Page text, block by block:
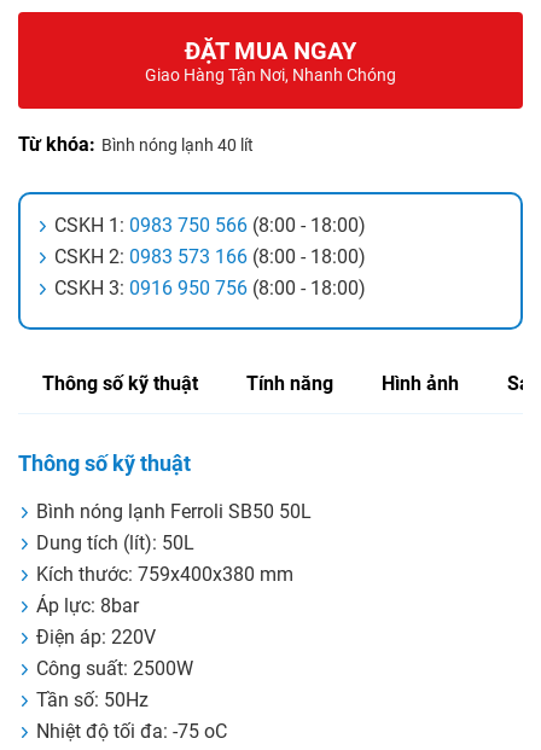
ĐẶT MUA NGAY
Giao Hàng Tận Nơi, Nhanh Chóng
Từ khóa: Bình nóng lạnh 40 lít
CSKH 1: 0983 750 566 (8:00 - 18:00)
CSKH 2: 0983 573 166 (8:00 - 18:00)
CSKH 3: 0916 950 756 (8:00 - 18:00)
Thông số kỹ thuật Tính năng Hình ảnh
Thông số kỹ thuật
Bình nóng lạnh Ferroli SB50 50L
Dung tích (lít): 50L
Kích thước: 759x400x380 mm
Áp lực: 8bar
Điện áp: 220V
Công suất: 2500W
Tần số: 50Hz
Nhiệt độ tối đa: -75 oC